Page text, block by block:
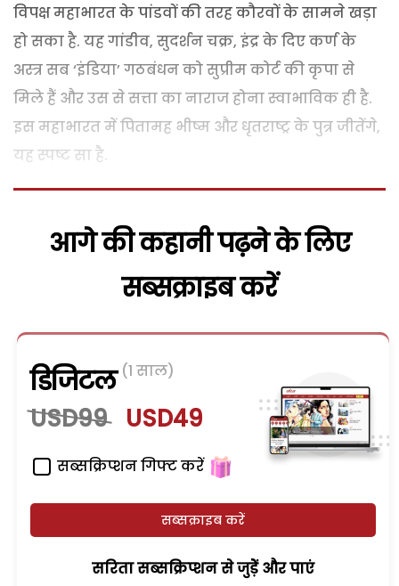
विपक्ष महाभारत के पांडवों की तरह कौरवों के सामने खड़ा
हो सका है. यह गांडीव, सुदर्शन चक्र, इंद्र के दिए कर्ण के
अस्त्र सब ‘इंडिया’ गठबंधन को सुप्रीम कोर्ट की कृपा से
मिले हैं और उस से सत्ता का नाराज होना स्वाभाविक ही है.
इस महाभारत में पितामह भीष्म और धृतराष्ट्र के पुत्र जीतेंगे,
यह स्पष्ट सा है.
आगे की कहानी पढ़ने के लिए
सब्सक्राइब करें
डिजिटल (1 साल)
USD99 USD49
सब्सक्रिप्शन गिफ्ट करें
सब्सक्राइब करें
सरिता सब्सक्रिप्शन से जुड़ेें और पाएं